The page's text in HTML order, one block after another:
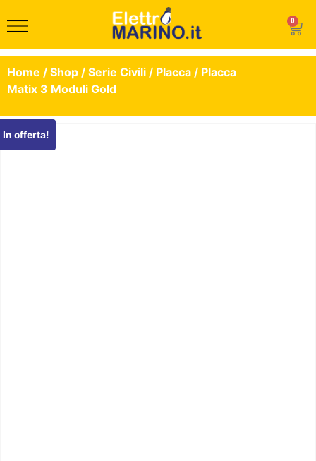
0
Home / Shop / Serie Civili / Placca / Placca
Matix 3 Moduli Gold
In offerta!